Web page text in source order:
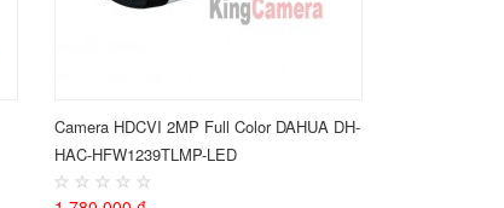
Camera HDCVI 2MP Full Color DAHUA DH-
HAC-HFW1239TLMP-LED